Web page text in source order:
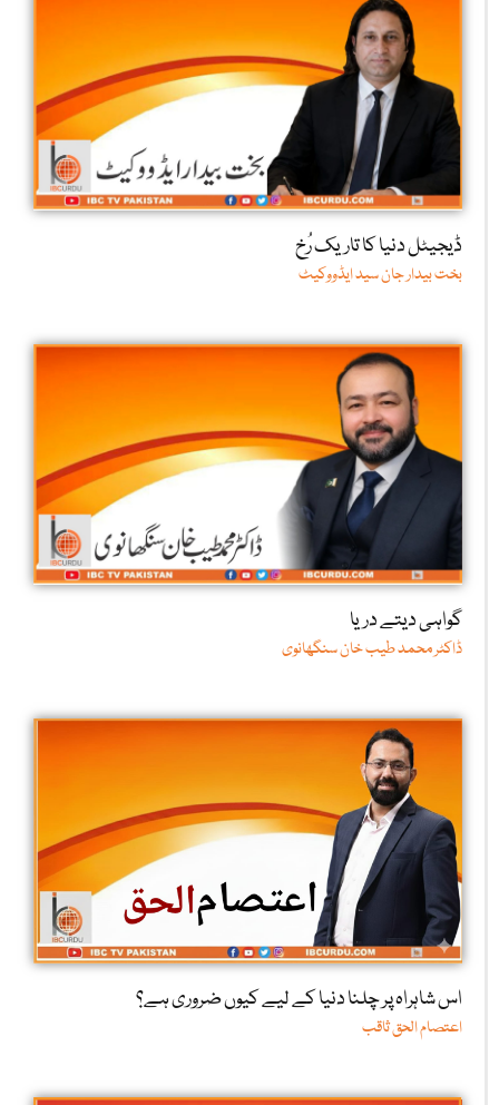
ڈیجیٹل دنیا کا تاریک رُخ
بخت بیدار جان سید ایڈووکیٹ
گواہی دیتے دریا
ڈاکٹر محمد طیب خان سنگھانوی
اس شاہراہ پر چلنا دنیا کے لیے کیوں ضروری ہے؟
اعتصام الحق ثاقب